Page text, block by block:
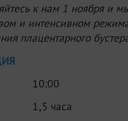
к нам 1 ноября и
и интенсивном
плацентарного
10:00
1,5 часа